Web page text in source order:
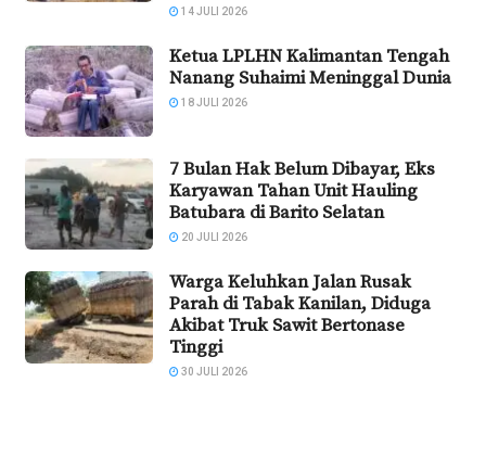
14 JULI 2026
Ketua LPLHN Kalimantan Tengah
Nanang Suhaimi Meninggal Dunia
18 JULI 2026
7 Bulan Hak Belum Dibayar, Eks
Karyawan Tahan Unit Hauling
Batubara di Barito Selatan
20 JULI 2026
Warga Keluhkan Jalan Rusak
Parah di Tabak Kanilan, Diduga
Akibat Truk Sawit Bertonase
Tinggi
30 JULI 2026